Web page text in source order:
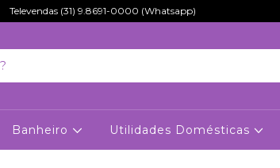
Televendas (31) 9.8691-0000 (Whatsapp)
Banheiro Utilidades Domésticas